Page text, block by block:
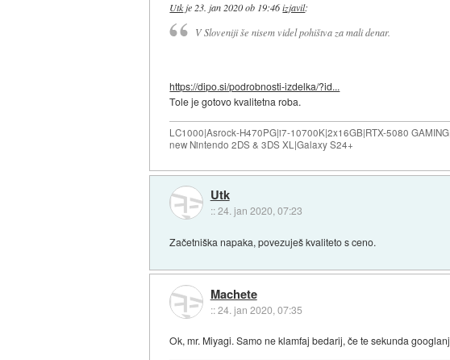
Utkje23. jan 2020 ob 19:46 izjavil:
V Sloveniji še nisem videl pohištva za mali denar.
https://dipo.si/podrobnosti-izdelka/?id...
Tole je gotovo kvalitetna roba.
LC1000|Asrock-H470PG|i7-10700K|2x16GB|RTX-5080
new Nintendo 2DS & 3DS XL|Galaxy S24+
Utk
::24. jan 2020, 07:23
Začetniška napaka, povezuješ kvaliteto s ceno.
Machete
::24. jan 2020, 07:35
Ok, mr. Miyagi. Samo ne klamfaj bedarij, če te sekunda